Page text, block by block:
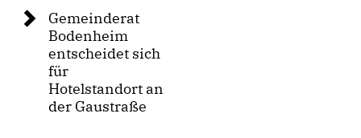
Gemeinderat
Bodenheim
entscheidet sich
für
Hotelstandort an
der Gaustraße